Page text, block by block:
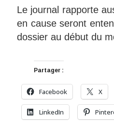
Le journal rapporte
en cause seront
dossier au début du
Partager :
Facebook X
LinkedIn